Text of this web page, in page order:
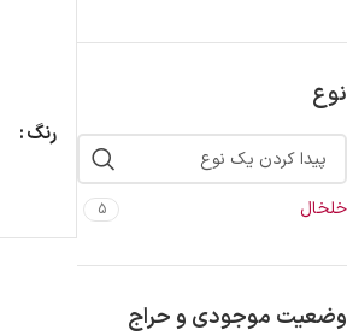
نوع
خلخال 5
وضعیت موجودی و حراج
رنگ